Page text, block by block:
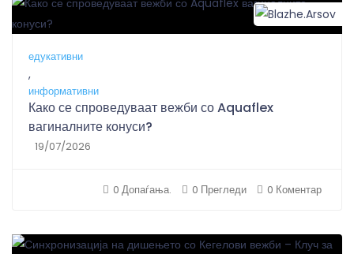
едукативни
,
информативни
Како се спроведуваат вежби со Aquaflex
вагиналните конуси?
19/07/2026
0 Допаѓања. 0 Прегледи 0 Коментар